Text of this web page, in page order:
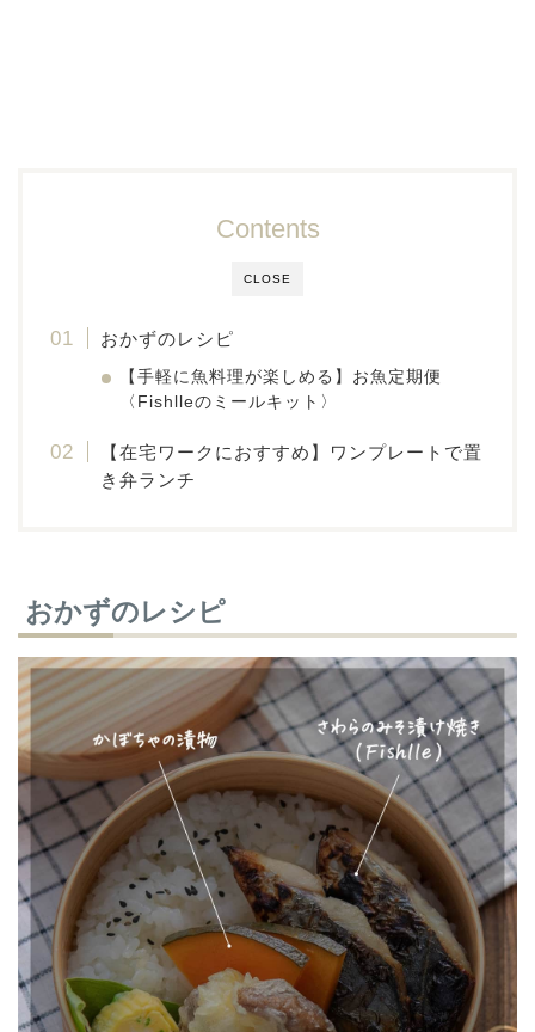
CLOSE
Contents
おかずのレシピ
【手軽に魚料理が楽しめる】お魚定期便
〈Fishlleのミールキット〉
【在宅ワークにおすすめ】ワンプレートで置
き弁ランチ
おかずのレシピ